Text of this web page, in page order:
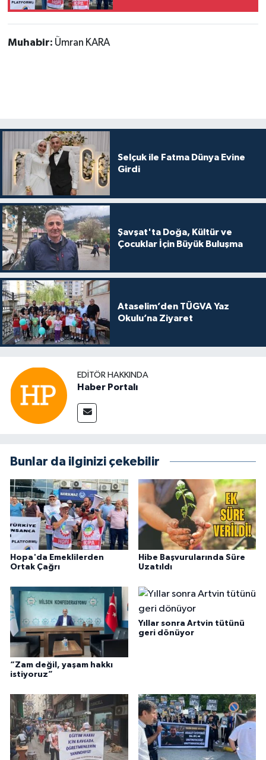
Muhabir: Ümran KARA
Selçuk ile Fatma Dünya Evine
Girdi
Şavşat'ta Doğa, Kültür ve
Çocuklar İçin Büyük Buluşma
Ataselim’den TÜGVA Yaz
Okulu’na Ziyaret
EDITÖR HAKKINDA
Haber Portalı
Bunlar da ilginizi çekebilir
Hopa'da Emeklilerden
Ortak Çağrı
Hibe Başvurularında Süre
Uzatıldı
“Zam değil, yaşam hakkı
istiyoruz”
Yıllar sonra Artvin tütünü
geri dönüyor